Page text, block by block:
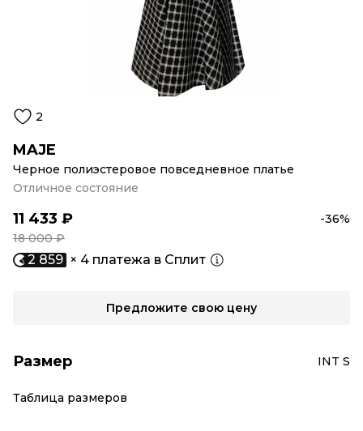
2
MAJE
Черное полиэстеровое повседневное платье
Отличное состояние
11 433 ₽
-36%
18 000 ₽
2 859 × 4 платежа в Сплит
Предложите свою цену
Размер INT S
Таблица размеров